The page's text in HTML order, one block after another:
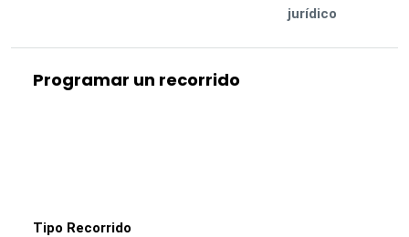
jurídico
Programar un recorrido
Tipo Recorrido